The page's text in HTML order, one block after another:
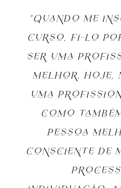
“Quando me
curso, fi-lo
ser uma
melhor. Hoje,
uma
como
pessoa
consciente de